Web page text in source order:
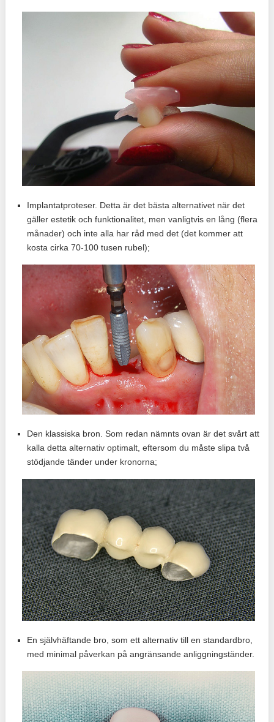
Implantatproteser. Detta är det bästa alternativet när det
gäller estetik och funktionalitet, men vanligtvis en lång (flera
månader) och inte alla har råd med det (det kommer att
kosta cirka 70-100 tusen rubel);
Den klassiska bron. Som redan nämnts ovan är det svårt att
kalla detta alternativ optimalt, eftersom du måste slipa två
stödjande tänder under kronorna;
En självhäftande bro, som ett alternativ till en standardbro,
med minimal påverkan på angränsande anliggningständer.